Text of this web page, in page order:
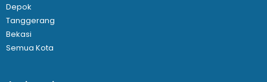
Depok
Tanggerang
Bekasi
Semua Kota